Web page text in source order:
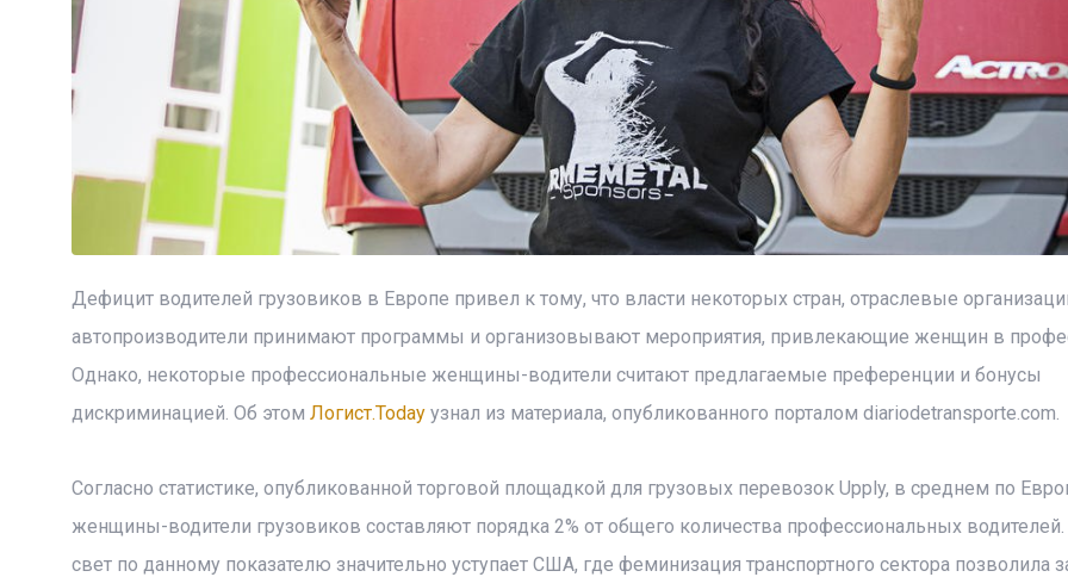
Дефицит водителей грузовиков в Европе привел к тому, что власти некоторых стран, отраслевые
автопроизводители принимают программы и организовывают мероприятия, привлекающие женщин в
Однако, некоторые профессиональные женщины-водители считают предлагаемые преференции и бонусы
дискриминацией. Об этом Логист.Todayузнал из материала, опубликованного порталом diariodetransporte.com.
Согласно статистике, опубликованной торговой площадкой для грузовых перевозок Upply, в среднем по
женщины-водители грузовиков составляют порядка 2% от общего количества профессиональных
свет по данному показателю значительно уступает США, где феминизация транспортного сектора позволила